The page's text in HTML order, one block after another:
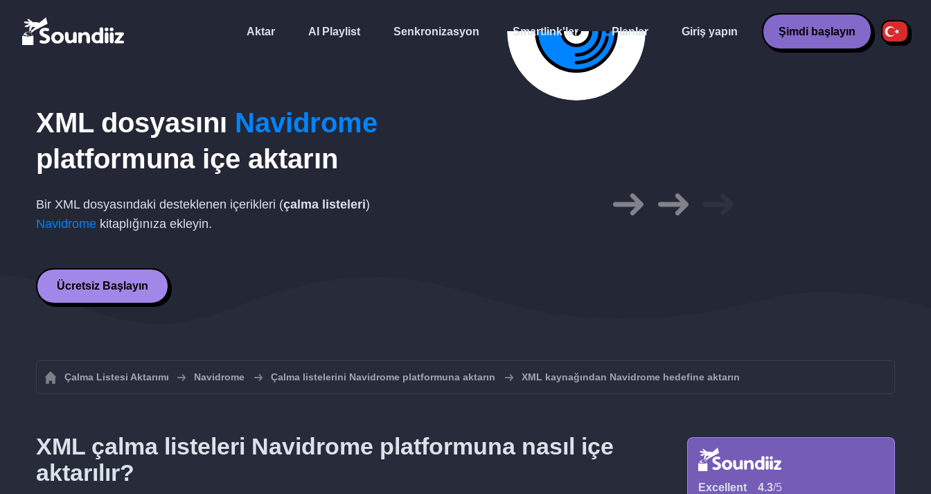
Aktar AI Playlist Senkronizasyon Smartlink'ler Planlar Giriş yapın Şimdi başlayın
XMLdosyasını Navidrome
platformuna içe aktarın
Bir XMLdosyasındaki desteklenen içerikleri (çalma listeleri)
Navidrome kitaplığınıza ekleyin.
Ücretsiz Başlayın
Çalma Listesi Aktarımı Navidrome Çalma listelerini Navidrome platformuna aktarın XML kaynağından Navidrome hedefine aktarın
XML çalma listeleri Navidrome platformuna nasıl içe
aktarılır?
Excellent 4.3/5